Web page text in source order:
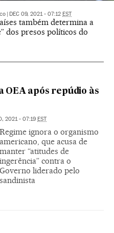
DEC 09, 2021 - 07:12 EST
também determina a
dos presos políticos do
OEA após repúdio às
2021 - 07:19 EST
Regime ignora o organismo
americano, que acusa de
manter “atitudes de
ingerência” contra o
Governo liderado pelo
sandinista